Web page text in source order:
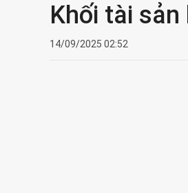
Khối tài sản
14/09/2025 02:52